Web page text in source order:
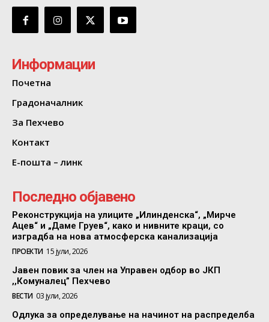
Информации
Почетна
Градоначалник
За Пехчево
Контакт
Е-пошта – линк
Последно објавено
Реконструкција на улиците „Илинденска“, „Мирче
Ацев“ и „Даме Груев“, како и нивните краци, со
изградба на нова атмосферска канализација
ПРОЕКТИ 15 јули, 2026
Јавен повик за член на Управен одбор во ЈКП
,,Комуналец” Пехчево
ВЕСТИ 03 јули, 2026
Одлука за определување на начинот на распределба